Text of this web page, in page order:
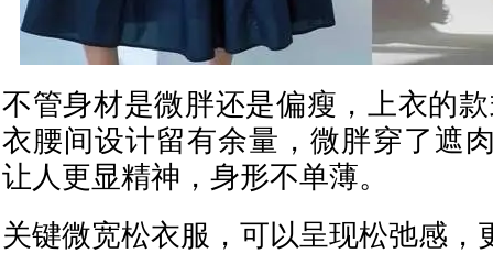
不管身材是微胖还是偏瘦，上衣的
衣腰间设计留有余量，微胖穿了遮
让人更显精神，身形不单薄。
关键微宽松衣服，可以呈现松弛感，